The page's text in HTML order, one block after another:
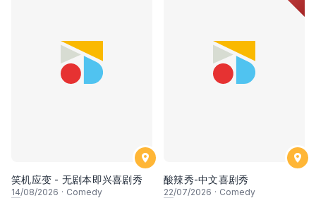
笑机应变 - 无剧本即兴喜剧秀
14/08/2026 · Comedy
酸辣秀-中文喜剧秀
22/07/2026 · Comedy